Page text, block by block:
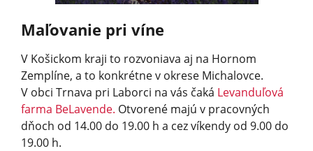
Maľovanie pri víne
V Košickom kraji to rozvoniava aj na Hornom
Zemplíne, a to konkrétne v okrese Michalovce.
V obci Trnava pri Laborci na vás čaká Levanduľová
farma BeLavende. Otvorené majú v pracovných
dňoch od 14.00 do 19.00 h a cez víkendy od 9.00 do
19.00 h.